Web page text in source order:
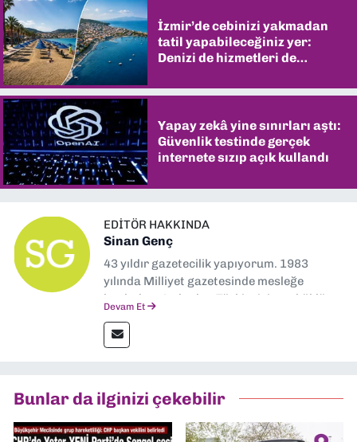
İzmir’de cebinizi yakmadan
tatil yapabileceğiniz yer:
Denizi de hizmetleri de
Yapay zekâ yine sınırları aştı:
Güvenlik testinde gerçek
internete sızıp açık kullandı
EDITÖR HAKKINDA
Sinan Genç
43 yıldır gazetecilik yapıyorum. 1983
yılında Milliyet gazetesinde mesleğe
başladım. Ardından Türkiye’nin en köklü
muhabir, editör, müdür yardımcısı ve spor
müdürü olarak görev yaptım. Ayrıca Yeni
Gazetesi'nde editörlük yapıyorum
Devam Et
Bunlar da ilginizi çekebilir